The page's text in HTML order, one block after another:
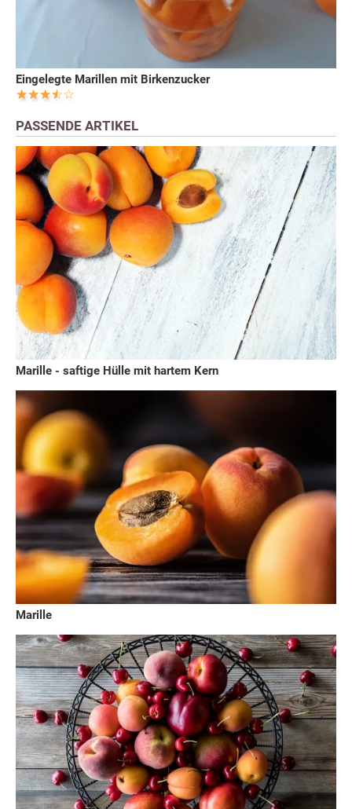
Eingelegte Marillen mit Birkenzucker
PASSENDE ARTIKEL
Marille - saftige Hülle mit hartem Kern
Marille